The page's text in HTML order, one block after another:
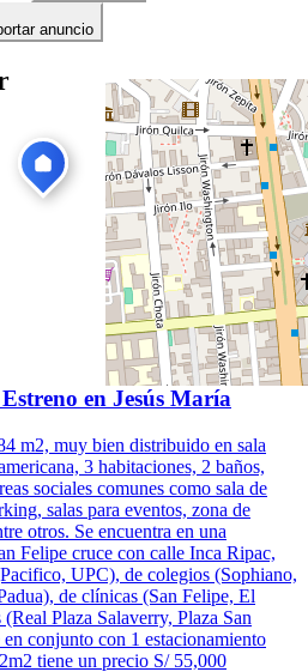
anuncio
en Jesús María
m2, muy bien distribuido en sala
3 habitaciones, 2 baños,
sociales comunes como sala de
salas para eventos, zona de
otros. Se encuentra en una
Felipe cruce con calle Inca Ripac,
UPC), de colegios (Sophiano,
de clínicas (San Felipe, El
Plaza Salaverry, Plaza San
conjunto con 1 estacionamiento
tiene un precio S/ 55,000